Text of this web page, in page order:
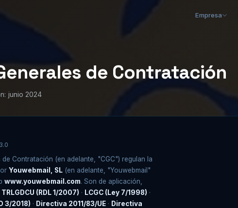
Empresa
de Contratación
junio 2024
Contratación (en adelante, "CGC") regulan la
Youwebmail, SL (en adelante, "Youwebmail"
www.youwebmail.com. Son de aplicación,
TRLGDCU (RDL 1/2007) · LCGC (Ley 7/1998) ·
3/2018) · Directiva 2011/83/UE · Directiva